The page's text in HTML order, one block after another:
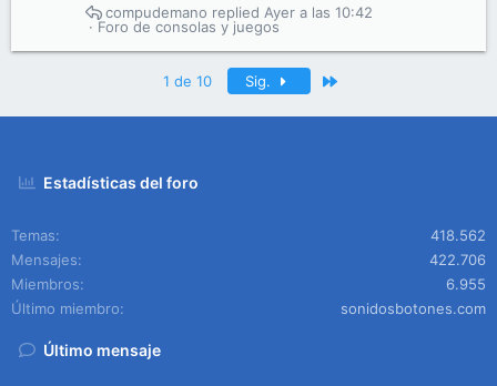
Foro de consolas y juegos
Ayer a las 10:42
compudemano
1 de 10 Sig.
Estadísticas del foro
Temas
418.562
Mensajes
422.706
Miembros
6.955
Último miembro
sonidosbotones.com
Último mensaje